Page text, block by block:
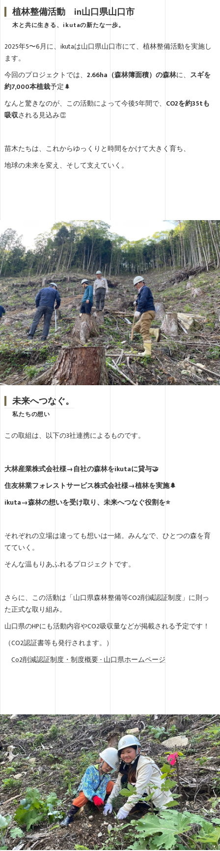
植林整備活動 in山口県山口市
木と共に生きる、ikutaの新たな一歩。
2025年5〜6月に、ikutaは山口県山口市にて、植林整備活動を実施し
ます。
今回のプロジェクトでは、 2.66ha（森林簿面積）の森林に、 スギを
約7,000本植栽予定🌲
なんと驚きなのが、この活動によって今後5年間で、 CO2を約35tも
吸収される見込み👏
苗木たちは、これからゆっくりと時間をかけて大きく育ち、
地球の未来を変え、そして支えていく。
未来へつなぐ。
私たちの想い
この取組は、以下の3社連携によるものです。
大林産業株式会社様→自社の森林をikutaに貸与🤝
住友林業フォレストサービス株式会社様→植林を実施🌲
ikuta→森林の想いを受け取り、未来へつなぐ役割を⭐️
それぞれの立場は違っても想いは一緒。みんなで、ひとつの森を育
てていく。
そんな温もりあふれるプロジェクトです。
さらに、この活動は「山口県森林整備等CO2削減認証制度」に則っ
た正式な取り組み。
山口県のHPにも活動内容やCO2吸収量などが掲載される予定です！
（CO2認証書等も発行されます。）
Co2削減認証制度・制度概要 - 山口県ホームページ